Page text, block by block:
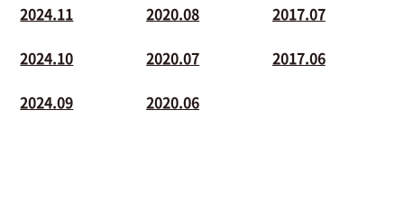
2024.11
2024.10
2024.09
2020.08
2020.07
2020.06
2017.07
2017.06